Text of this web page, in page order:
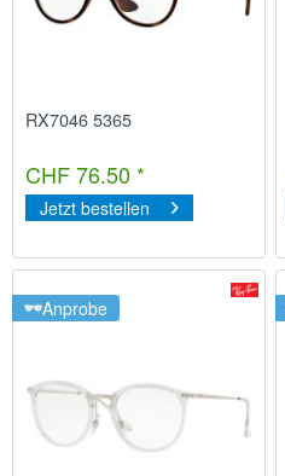
RX7046 5365
CHF 76.50 *
Jetzt bestellen
Anprobe